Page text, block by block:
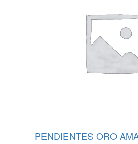
PENDIENTES ORO